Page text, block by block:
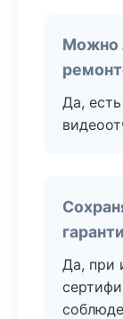
Можно
Да,
Да, при